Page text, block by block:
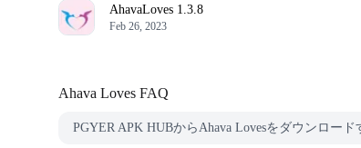
AhavaLoves 1.3.8
Feb 26, 2023
Ahava Loves FAQ
PGYER APK HUBからAhava Lovesをダウンロード